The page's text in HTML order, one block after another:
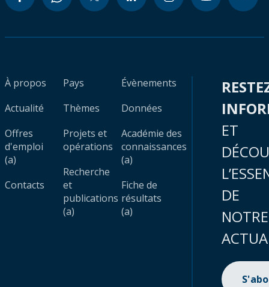
À propos
Actualité
Offres
d'emploi
(a)
Contacts
Pays
Thèmes
Projets et
opérations
Recherche
et
publications
(a)
Évènements
Données
Académie des
connaissances
(a)
Fiche de
résultats
(a)
ET
DE
NOTRE